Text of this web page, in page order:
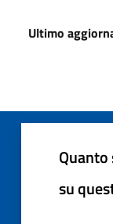
Ultimo
su